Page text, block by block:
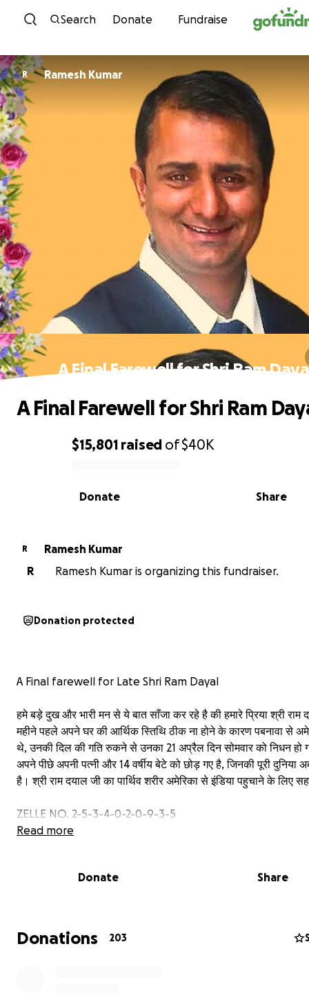
Skip to content
Search Donate Fundraise
R Ramesh Kumar
A Final Farewell for Shri Ram
0% complete
$15,801 raised of$40K
Share
Donate
A Final Farewell for Shri Ram
R
Ramesh Kumar
R
Ramesh Kumar is organizing this fundraiser.
Donation protected
A Final farewell for Late Shri Ram Dayal
हमे बड़े दुख और भारी मन से ये बात साँजा कर रहे है की हमारे प्रिया श्री राम
महीने पहले अपने घर की आर्थिक स्तिथि ठीक ना होने के कारण पबनावा से
थे, उनकी दिल की गति रुकने से उनका 21 अप्रैल दिन सोमवार को निधन हो
अपने पीछे अपनी पत्नी और 14 वर्षीय बेटे को छोड़ गए है, जिनकी पूरी दुनिया
है। श्री राम दयाल जी का पार्थिव शरीर अमेरिका से इंडिया पहुचाने के लिए
ZELLE NO. 2-5-3-4-0-2-0-9-3-5
Read more
Donate Share
Donations 203